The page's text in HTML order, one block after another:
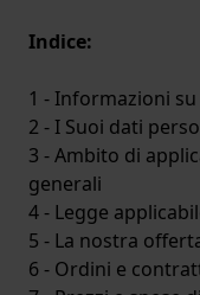
Indice:
1 - Informazioni
2 - I Suoi dati
3 - Ambito di
generali
4 - Legge
5 - La nostra
6 - Ordini e